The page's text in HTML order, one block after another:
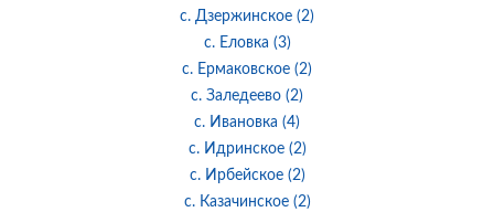
с. Дзержинское (2)
с. Еловка (3)
с. Ермаковское (2)
с. Заледеево (2)
с. Ивановка (4)
с. Идринское (2)
с. Ирбейское (2)
с. Казачинское (2)